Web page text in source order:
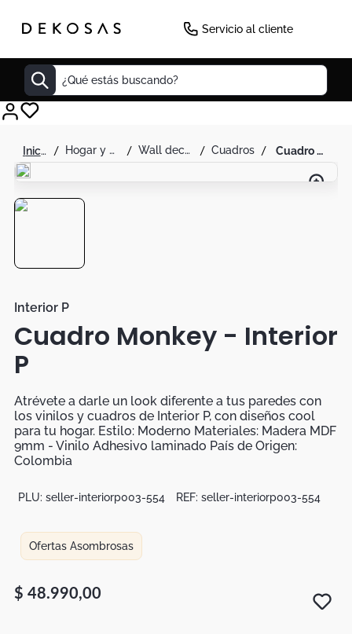
Servicio al cliente
¿Qué estás buscando?
hogar y decoración wall decor cuadros cuadro monkey - interior p
Interior P
Cuadro Monkey - Interior
P
Atrévete a darle un look diferente a tus paredes con
los vinilos y cuadros de Interior P, con diseños cool
para tu hogar. Estilo: Moderno Materiales: Madera MDF
9mm - Vinilo Adhesivo laminado País de Origen:
Colombia
PLU: seller-interiorp003-554 REF: seller-interiorp003-554
Ofertas Asombrosas
$ 48.990,00
Decoracion
Cuadro
Sillas
Duvet
Botas